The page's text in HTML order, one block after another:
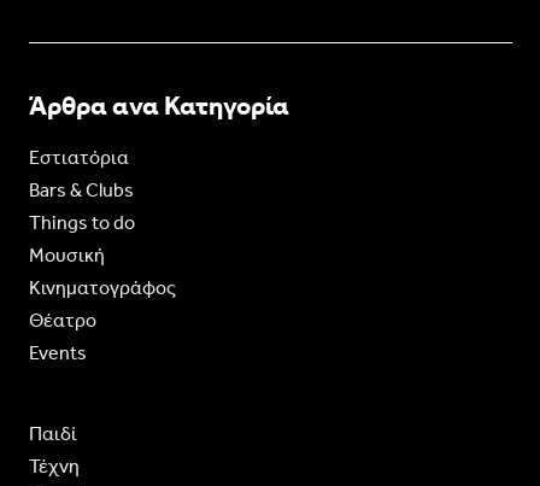
Άρθρα ανα Κατηγορία
Εστιατόρια
Bars & Clubs
Things to do
Moυσική
Κινηματογράφος
Θέατρο
Events
Παιδί
Τέχνη